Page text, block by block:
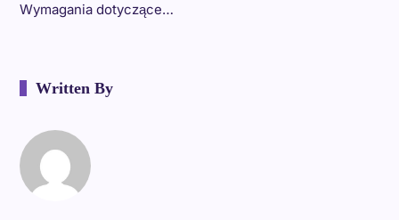
Wymagania dotyczące…
Written By